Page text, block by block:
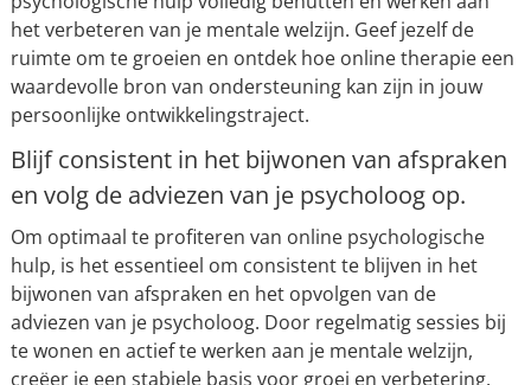
het verbeteren van je mentale welzijn. Geef jezelf de
ruimte om te groeien en ontdek hoe online therapie een
waardevolle bron van ondersteuning kan zijn in jouw
persoonlijke ontwikkelingstraject.
Blijf consistent in het bijwonen van afspraken
en volg de adviezen van je psycholoog op.
Om optimaal te profiteren van online psychologische
hulp, is het essentieel om consistent te blijven in het
bijwonen van afspraken en het opvolgen van de
adviezen van je psycholoog. Door regelmatig sessies bij
te wonen en actief te werken aan je mentale welzijn,
creëer je een stabiele basis voor groei en verbetering.